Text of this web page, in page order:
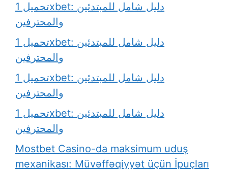
تحميل 1xbet: دليل شامل للمبتدئين
والمحترفين
تحميل 1xbet: دليل شامل للمبتدئين
والمحترفين
تحميل 1xbet: دليل شامل للمبتدئين
والمحترفين
تحميل 1xbet: دليل شامل للمبتدئين
والمحترفين
Mostbet Casino-da maksimum uduş
mexanikası: Müvəffəqiyyət üçün İpuçları